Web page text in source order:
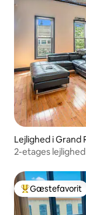
Lejlighed i Grand
2-etages
Bedste
Gæstefavorit